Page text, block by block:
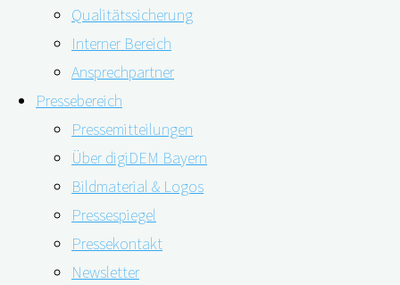
Qualitätssicherung
Interner Bereich
Ansprechpartner
Pressebereich
Pressemitteilungen
Über digiDEM Bayern
Bildmaterial & Logos
Pressespiegel
Pressekontakt
Newsletter
vollständig diagnostisch untersucht als Patient*innen in
der Stadt und in mittelgroßen Gemeinden. Das im Jahr
2007 ins Leben gerufene Schwedische Demenzregister
(SveDem) verfolgt das Ziel, Menschen mit Demenz ab …
weiterlesen"Demenzdiagnostik
vereinheitlichen"
Kontakt
Friedrich-Alexander-Universität Erlangen-Nürnberg